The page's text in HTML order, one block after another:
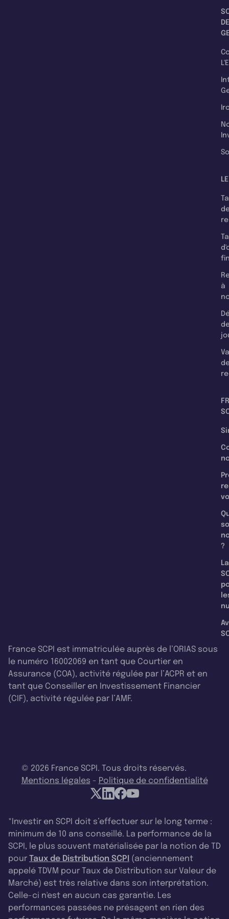
DE
à
?
La
France SCPI est immatriculée auprès de l’ORIAS sous
le numéro 16002069 en tant que Courtier en
Assurance (COA), activité régulée par l’ACPR et en
tant que Conseiller en Investissement Financier
(CIF), activité régulée par l’AMF.
© 2026 France SCPI. Tous droits réservés.
Mentions légales - Politique de confidentialité
*Investir en SCPI doit s’effectuer sur le long terme :
minimum de 10 ans conseillé. La performance de la
SCPI, le plus souvent matérialisée par la notion de TD
pour Taux de Distribution SCPI (anciennement
appelé TDVM pour Taux de Distribution sur Valeur de
Marché) est très relative dans son interprétation.
Celle-ci n'est en aucun cas garantie. Les
performances passées ne présagent en rien des